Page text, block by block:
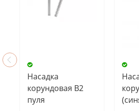
Насадка
корундовая В2
пуля